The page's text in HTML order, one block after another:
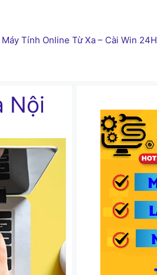
Tính Online Từ Xa – Cài Win 24H
Nội